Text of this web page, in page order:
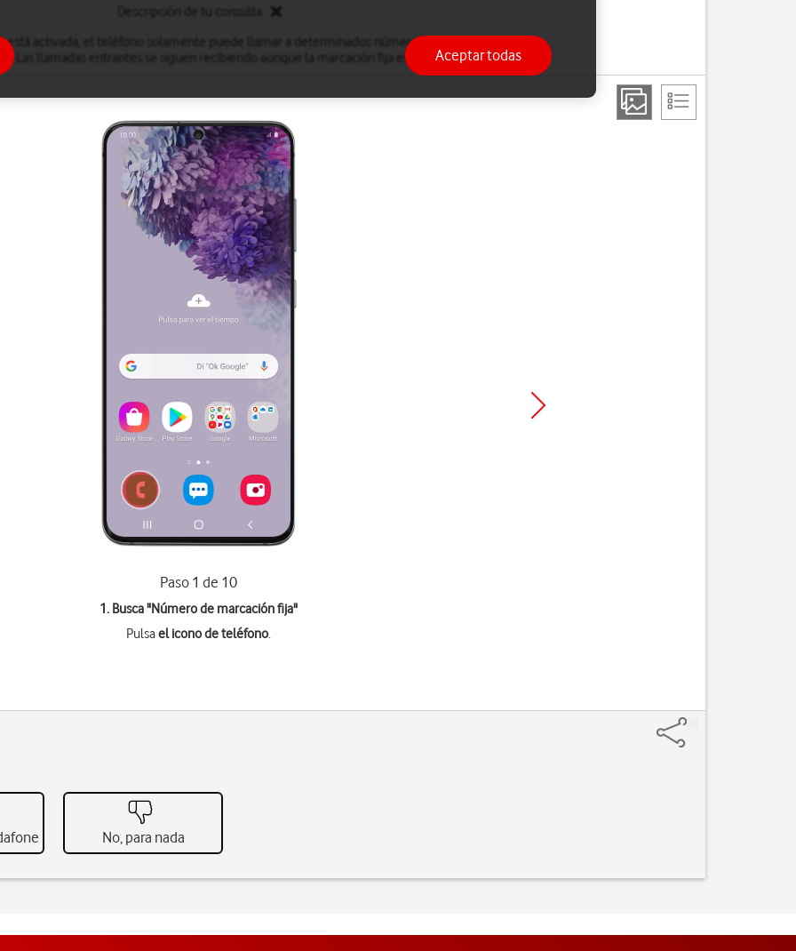
está activada, el teléfono solamente puede llamar a determinados números y realizar llamadas
Las llamadas entrantes se siguen recibiendo aunque la marcación fija esté activada.
Paso 1 de 10
1. Busca "Número de marcación fija"
Pulsael icono de teléfono.
No, para nada
Aceptar todas